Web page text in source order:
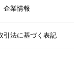
企業情報
引法に基づく表記